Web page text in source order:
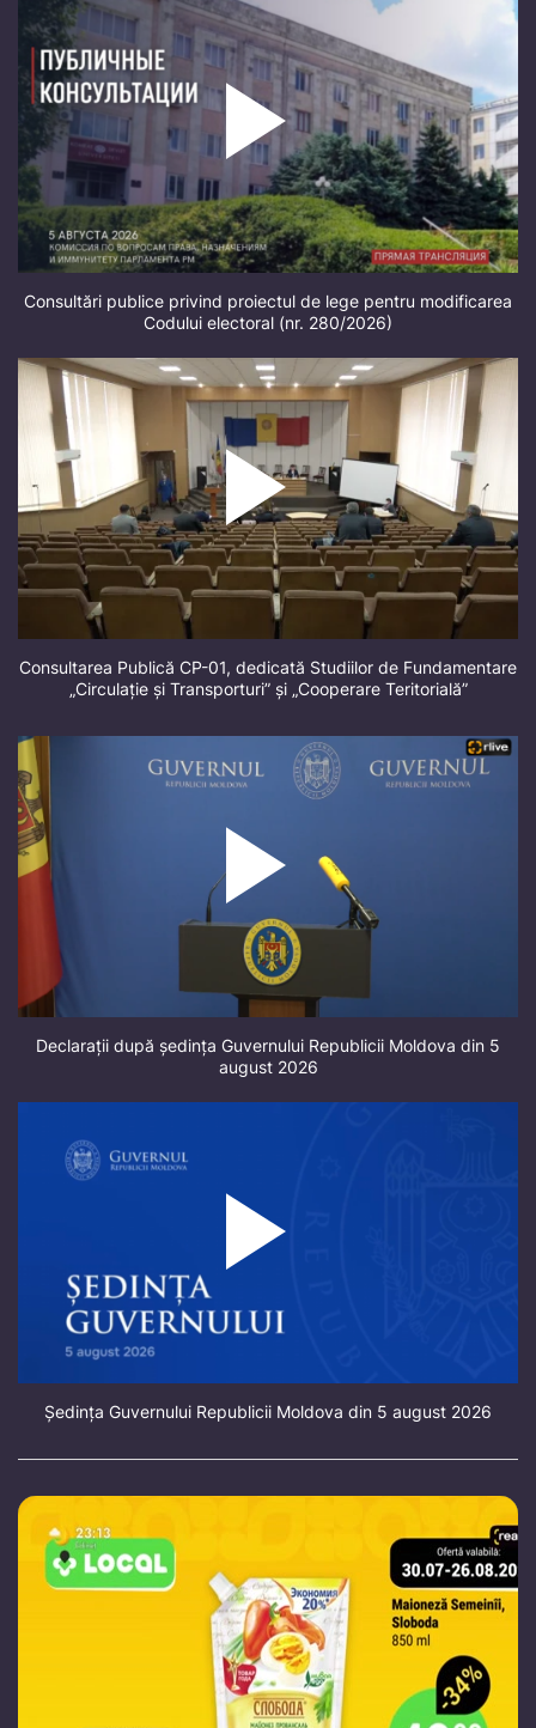
Consultări publice privind proiectul de lege pentru modificarea
Codului electoral (nr. 280/2026)
Consultarea Publică CP-01, dedicată Studiilor de Fundamentare
„Circulație și Transporturi” și „Cooperare Teritorială”
Declarații după ședința Guvernului Republicii Moldova din 5
august 2026
Ședința Guvernului Republicii Moldova din 5 august 2026